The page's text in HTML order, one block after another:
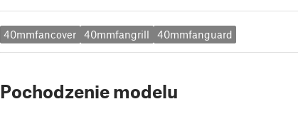
40mmfancover 40mmfangrill 40mmfanguard
Pochodzenie modelu